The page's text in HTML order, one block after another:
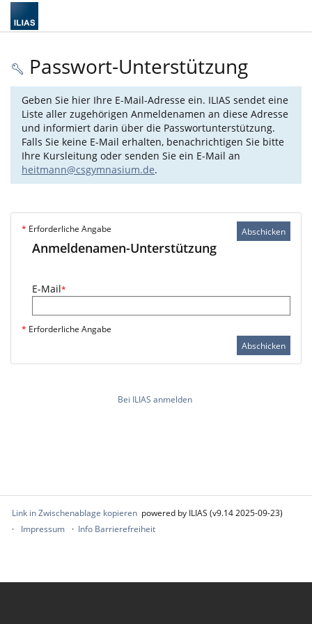
Passwort-Unterstützung
Geben Sie hier Ihre E-Mail-Adresse ein. ILIAS sendet eine
Liste aller zugehörigen Anmeldenamen an diese Adresse
und informiert darin über die Passwortunterstützung.
Falls Sie keine E-Mail erhalten, benachrichtigen Sie bitte
Ihre Kursleitung oder senden Sie ein E-Mail an
heitmann@csgymnasium.de.
Abschicken
* Erforderliche Angabe
Anmeldenamen-Unterstützung
E-Mail*
* Erforderliche Angabe
Abschicken
Bei ILIAS anmelden
Link in Zwischenablage kopieren powered by ILIAS (v9.14 2025-09-23)
Impressum
Info Barrierefreiheit